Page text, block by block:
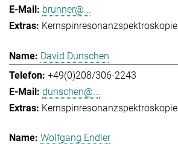
brunner@...
Kernspinresonanzspektroskopie
David Dunschen
+49(0)208/306-2243
dunschen@...
Kernspinresonanzspektroskopie
Wolfgang Endler